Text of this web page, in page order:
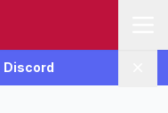
Discord